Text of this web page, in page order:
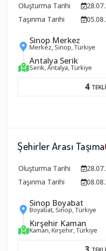
Oluşturma Tarihi
Taşınma Tarihi
Sinop Merkez
Merkez, Sinop, Türkiye
Antalya Serik
Serik, Antalya, Türkiye
4
Şehirler Arası Taşıma
Oluşturma Tarihi
Taşınma Tarihi
Sinop Boyabat
Boyabat, Sinop, Türkiye
Kırşehir Kaman
Kaman, Kırşehir, Türkiye